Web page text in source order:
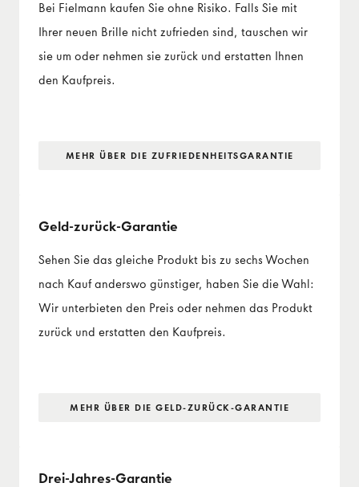
Bei Fielmann kaufen Sie ohne Risiko. Falls Sie mit
Ihrer neuen Brille nicht zufrieden sind, tauschen wir
sie um oder nehmen sie zurück und erstatten Ihnen
den Kaufpreis.
MEHR ÜBER DIE ZUFRIEDENHEITS­GARANTIE
Geld-zurück-Garantie
Sehen Sie das gleiche Produkt bis zu sechs Wochen
nach Kauf anderswo günstiger, haben Sie die Wahl:
Wir unterbieten den Preis oder nehmen das Produkt
zurück und erstatten den Kaufpreis.
MEHR ÜBER DIE GELD-ZURÜCK-GARANTIE
Drei-Jahres-Garantie